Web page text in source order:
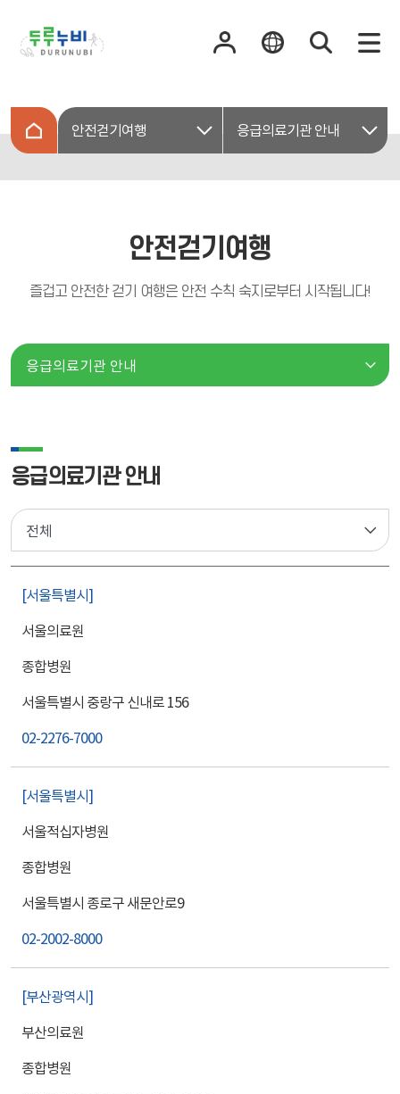
안전걷기여행 응급의료기관 안내
안전걷기여행
즐겁고 안전한 걷기 여행은 안전 수칙 숙지로부터 시작됩니다!
응급의료기관 안내
서울특별시
서울의료원
종합병원
서울특별시 중랑구 신내로 156
02-2276-7000
서울특별시
서울적십자병원
종합병원
서울특별시 종로구 새문안로9
02-2002-8000
부산광역시
부산의료원
종합병원